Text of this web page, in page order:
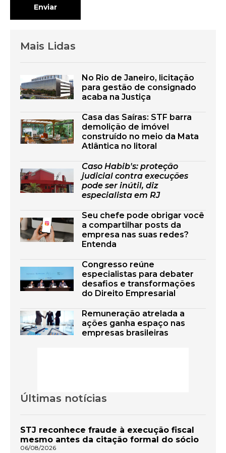
Enviar
Mais Lidas
No Rio de Janeiro, licitação
para gestão de consignado
acaba na Justiça
Casa das Saíras: STF barra
demolição de imóvel
construído no meio da Mata
Atlântica no litoral
Caso Habib's: proteção
judicial contra execuções
pode ser inútil, diz
especialista em RJ
Seu chefe pode obrigar você
a compartilhar posts da
empresa nas suas redes?
Entenda
Congresso reúne
especialistas para debater
desafios e transformações
do Direito Empresarial
Remuneração atrelada a
ações ganha espaço nas
empresas brasileiras
Últimas notícias
STJ reconhece fraude à execução fiscal
mesmo antes da citação formal do sócio
06/08/2026